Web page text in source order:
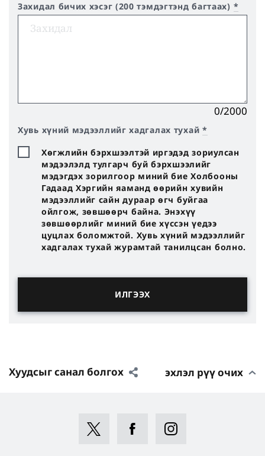
Захидал бичих хэсэг (200 тэмдэгтэнд багтаах) *
0/2000
Хувь хүний мэдээллийг хадгалах тухай *
Хөгжлийн бэрхшээлтэй иргэдэд зориулсан
мэдээлэлд тулгарч буй бэрхшээлийг
мэдэгдэх зорилгоор миний бие Холбооны
Гадаад Хэргийн яаманд өөрийн хувийн
мэдээллийг сайн дураар өгч буйгаа
ойлгож, зөвшөөрч байна. Энэхүү
зөвшөөрлийг миний бие хүссэн үедээ
цуцлах боломжтой. Хувь хүний мэдээллийг
хадгалах тухай журамтай танилцсан болно.
Хуудсыг санал болгох эхлэл рүү очих